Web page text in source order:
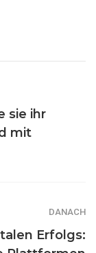
sie ihr
mit
DANACH
Erfolgs: